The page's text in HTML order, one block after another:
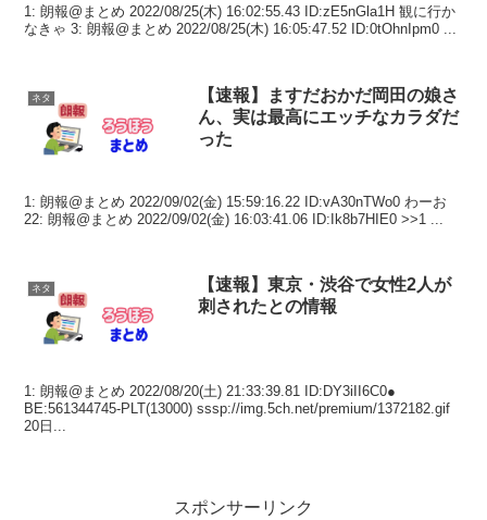
1: 朗報@まとめ 2022/08/25(木) 16:02:55.43 ID:zE5nGla1H 観に行か
なきゃ 3: 朗報@まとめ 2022/08/25(木) 16:05:47.52 ID:0tOhnIpm0 ...
ネタ
【速報】ますだおかだ岡田の娘さ
ん、実は最高にエッチなカラダだ
った
1: 朗報@まとめ 2022/09/02(金) 15:59:16.22 ID:vA30nTWo0 わーお
ネタ
【速報】東京・渋谷で女性2人が
刺されたとの情報
1: 朗報@まとめ 2022/08/20(土) 21:33:39.81 ID:DY3iII6C0●
BE:561344745-PLT(13000) sssp://img.5ch.net/premium/1372182.gif
20日...
スポンサーリンク